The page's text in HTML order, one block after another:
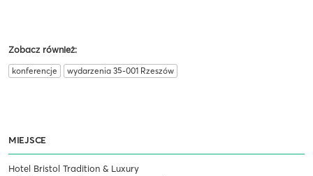
Zobacz również:
konferencje wydarzenia 35-001 Rzeszów
MIEJSCE
Hotel Bristol Tradition & Luxury